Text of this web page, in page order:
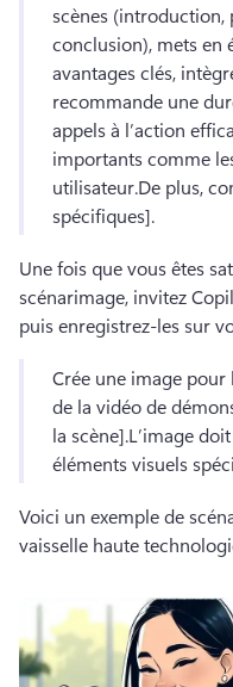
scènes
conclusion), mets en
avantages clés,
recommande une
appels à l’action
importants comme
utilisateur.De plus,
spécifiques].
Une fois que vous êtes
scénarimage, invitez
puis enregistrez-les sur
Crée une image pour
de la vidéo de
la scène].L’image
éléments visuels
Voici un exemple de
vaisselle haute